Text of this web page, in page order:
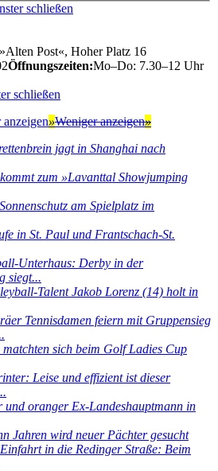
schließen
Post«, Hoher Platz 16
Öffnungszeiten:Mo–Do: 7.30–12 Uhr
schließen
»Weniger anzeigen»
jagt in Shanghai nach
zum »Lavanttal Showjumping
am Spielplatz im
in St. Paul und Frantschach-St.
Unterhaus: Derby in der
siegt...
Talent Jakob Lorenz (14) holt in
Tennisdamen feiern mit Gruppensieg
sich beim Golf Ladies Cup
Leise und effizient ist dieser
und oranger Ex-Landeshauptmann in
Jahren wird neuer Pächter gesucht
in die Redinger Straße: Beim